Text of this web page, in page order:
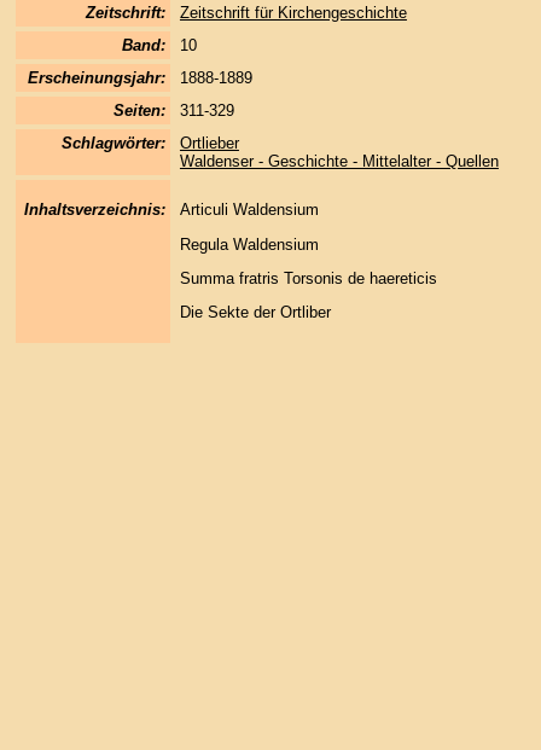
Zeitschrift:
Zeitschrift für Kirchengeschichte
Band:
10
Erscheinungsjahr:
1888-1889
Seiten:
311-329
Schlagwörter:
Ortlieber
Waldenser - Geschichte - Mittelalter - Quellen
Inhaltsverzeichnis:
Articuli Waldensium
Regula Waldensium
Summa fratris Torsonis de haereticis
Die Sekte der Ortliber